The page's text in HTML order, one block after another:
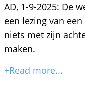
AD, 1-9-2025: De
een lezing van
niets met zijn
maken.
+Read more...